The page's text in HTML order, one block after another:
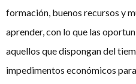
formación, buenos recursos y
aprender, con lo que las
aquellos que dispongan del
impedimentos económicos